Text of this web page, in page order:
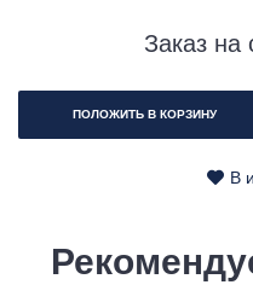
Заказ на
ПОЛОЖИТЬ В КОРЗИНУ
В